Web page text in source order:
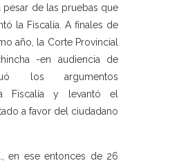
pesar de las pruebas que
la Fiscalía. A finales de
año, la Corte Provincial
-en audiencia de
los argumentos
Fiscalía y levantó el
a favor del ciudadano
en ese entonces de 26